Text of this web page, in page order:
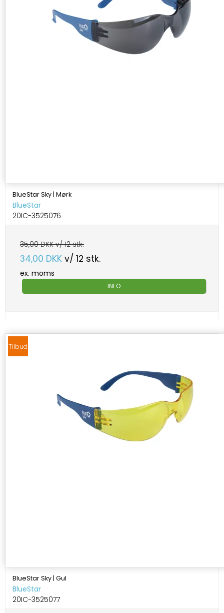
BlueStar Sky | Mørk
BlueStar
20IC-3525076
35,00 DKK v/ 12 stk.
34,00 DKK v/ 12 stk.
ex. moms
INFO
Tilbud
BlueStar Sky | Gul
BlueStar
20IC-3525077